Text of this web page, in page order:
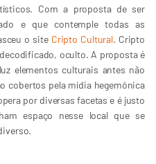
Com a proposta de ser
e que contemple todas as
o site Cripto Cultural. Cripto
oculto. A proposta é
elementos culturais antes não
cobertos pela mídia hegemônica
por diversas facetas e é justo
espaço nesse local que se